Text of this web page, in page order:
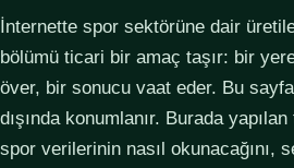
İnternette spor sektörüne dair
bölümü ticari bir amaç taşır: bir
över, bir sonucu vaat eder. Bu
dışında konumlanır. Burada
spor verilerinin nasıl okunacağını,